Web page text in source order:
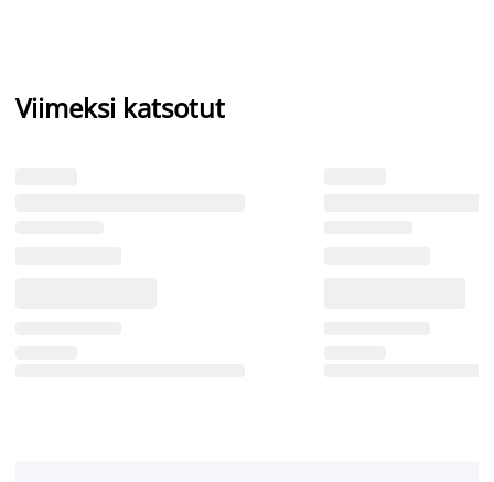
Viimeksi katsotut